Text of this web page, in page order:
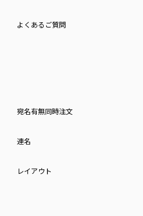
よくあるご質問
宛名有無同時注文
連名
レイアウト